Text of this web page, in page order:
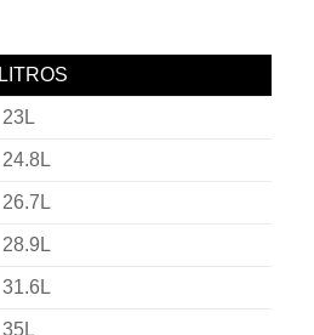
LITROS
23L
24.8L
26.7L
28.9L
31.6L
35L